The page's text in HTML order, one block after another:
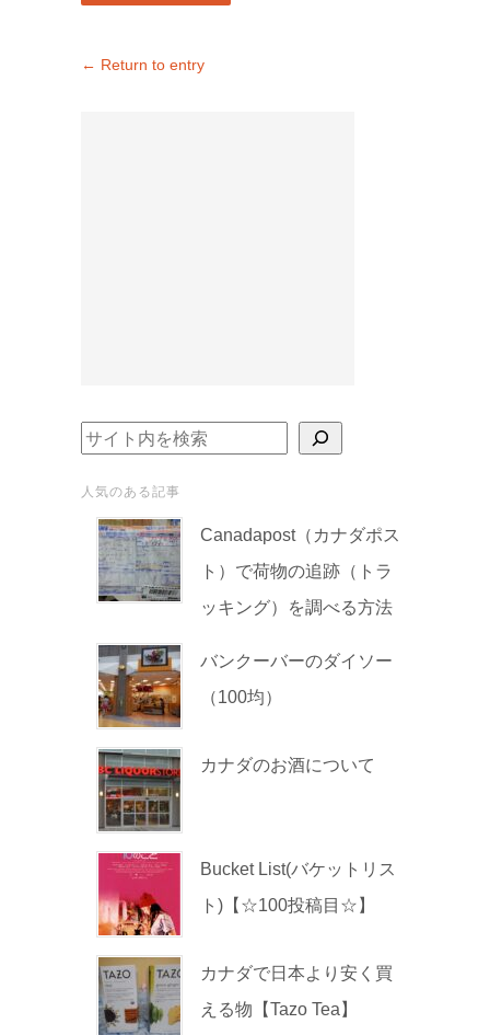
← Return to entry
検索
人気のある記事
Canadapost（カナダポス
ト）で荷物の追跡（トラ
ッキング）を調べる方法
バンクーバーのダイソー
（100均）
カナダのお酒について
Bucket List(バケットリス
ト)【☆100投稿目☆】
カナダで日本より安く買
える物【Tazo Tea】